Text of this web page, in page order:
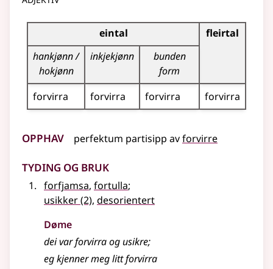
Bøyningstabell for dette adjektivet
eintal
fleirtal
hankjønn /
hokjønn
inkjekjønn
bunden
form
forvirra
forvirra forvirra forvirra
Opphav perfektum partisipp avforvirre
Tyding og bruk
forfjamsa, fortulla;
usikker(2), desorientert
Døme
dei var forvirra og usikre;
eg kjenner meg litt forvirra